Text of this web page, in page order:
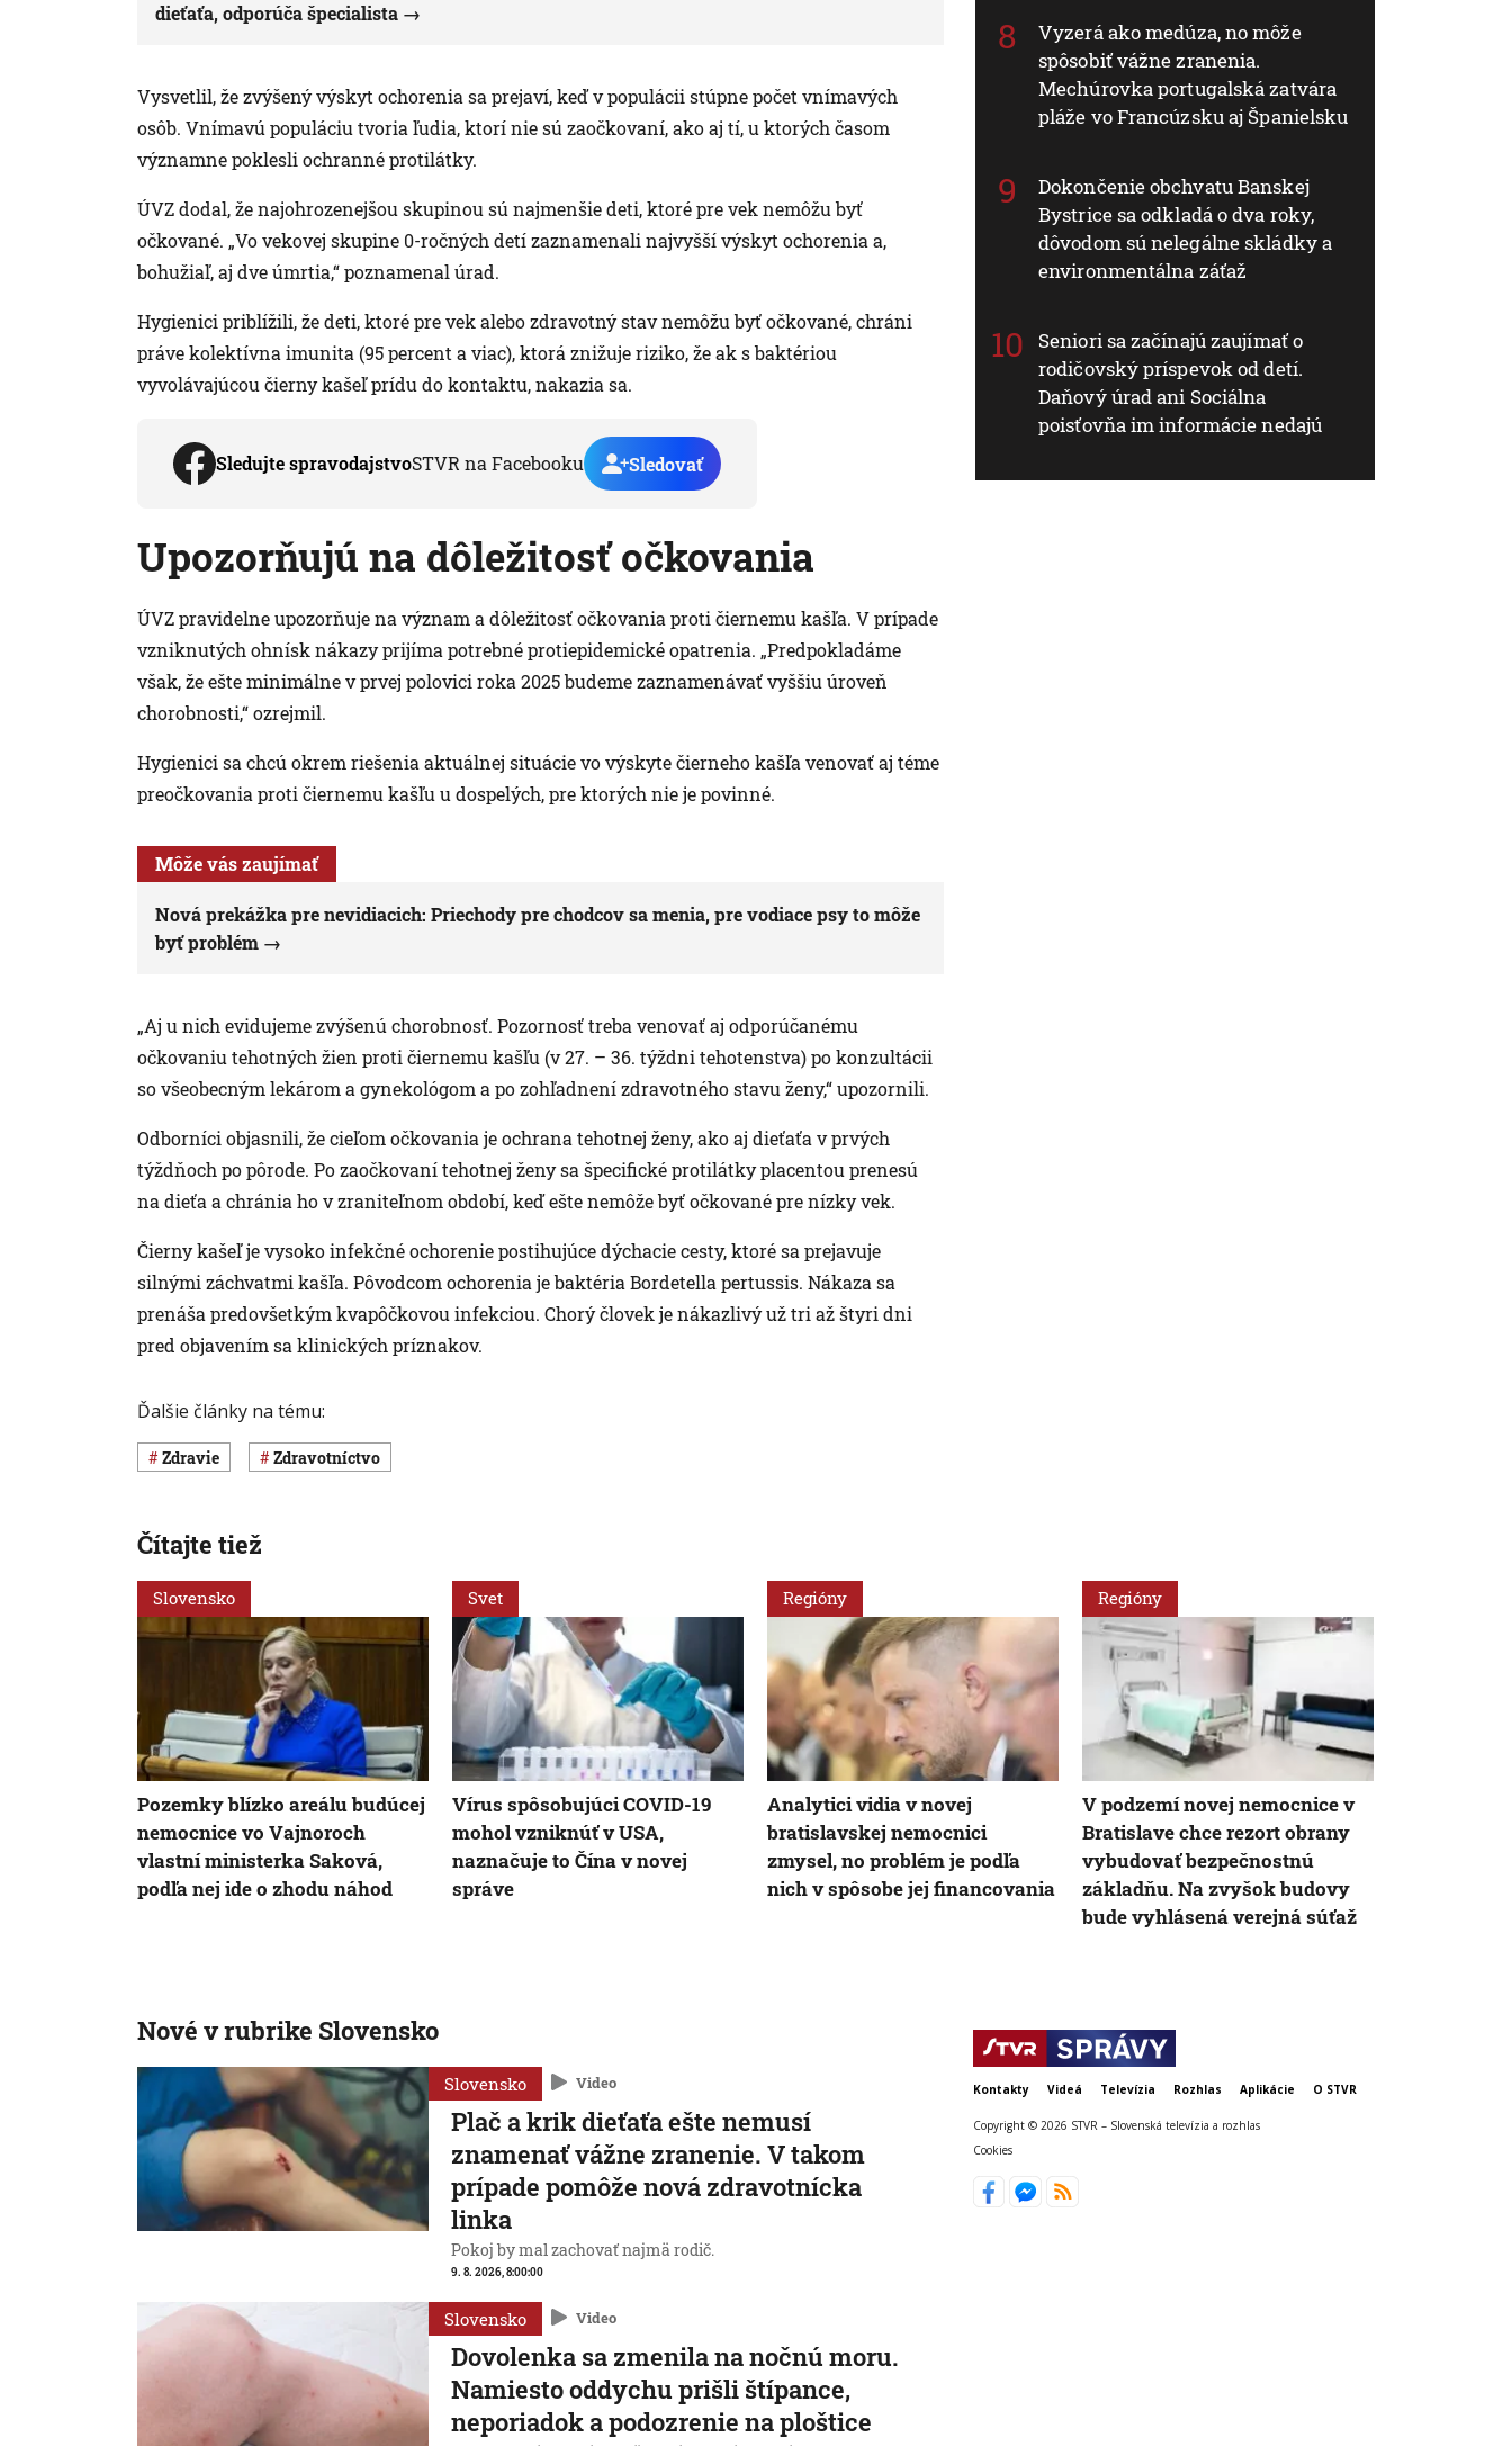
dieťaťa, odporúča špecialista
Vysvetlil, že zvýšený výskyt ochorenia sa prejaví, keď v populácii stúpne počet vnímavých
osôb. Vnímavú populáciu tvoria ľudia, ktorí nie sú zaočkovaní, ako aj tí, u ktorých časom
významne poklesli ochranné protilátky.
ÚVZ dodal, že najohrozenejšou skupinou sú najmenšie deti, ktoré pre vek nemôžu byť
očkované. „Vo vekovej skupine 0-ročných detí zaznamenali najvyšší výskyt ochorenia a,
bohužiaľ, aj dve úmrtia,“ poznamenal úrad.
Hygienici priblížili, že deti, ktoré pre vek alebo zdravotný stav nemôžu byť očkované, chráni
práve kolektívna imunita (95 percent a viac), ktorá znižuje riziko, že ak s baktériou
vyvolávajúcou čierny kašeľ prídu do kontaktu, nakazia sa.
Sledujte spravodajstvoSTVR na Facebooku Sledovať
Upozorňujú na dôležitosť očkovania
ÚVZ pravidelne upozorňuje na význam a dôležitosť očkovania proti čiernemu kašľa. V prípade
vzniknutých ohnísk nákazy prijíma potrebné protiepidemické opatrenia. „Predpokladáme
však, že ešte minimálne v prvej polovici roka 2025 budeme zaznamenávať vyššiu úroveň
chorobnosti,“ ozrejmil.
Hygienici sa chcú okrem riešenia aktuálnej situácie vo výskyte čierneho kašľa venovať aj téme
preočkovania proti čiernemu kašľu u dospelých, pre ktorých nie je povinné.
Môže vás zaujímať
Nová prekážka pre nevidiacich: Priechody pre chodcov sa menia, pre vodiace psy to môže
byť problém
„Aj u nich evidujeme zvýšenú chorobnosť. Pozornosť treba venovať aj odporúčanému
očkovaniu tehotných žien proti čiernemu kašľu (v 27. – 36. týždni tehotenstva) po konzultácii
so všeobecným lekárom a gynekológom a po zohľadnení zdravotného stavu ženy,“ upozornili.
Odborníci objasnili, že cieľom očkovania je ochrana tehotnej ženy, ako aj dieťaťa v prvých
týždňoch po pôrode. Po zaočkovaní tehotnej ženy sa špecifické protilátky placentou prenesú
na dieťa a chránia ho v zraniteľnom období, keď ešte nemôže byť očkované pre nízky vek.
Čierny kašeľ je vysoko infekčné ochorenie postihujúce dýchacie cesty, ktoré sa prejavuje
silnými záchvatmi kašľa. Pôvodcom ochorenia je baktéria Bordetella pertussis. Nákaza sa
prenáša predovšetkým kvapôčkovou infekciou. Chorý človek je nákazlivý už tri až štyri dni
pred objavením sa klinických príznakov.
Ďalšie články na tému:
Zdravie Zdravotníctvo
Vyzerá ako medúza, no môže
spôsobiť vážne zranenia.
Mechúrovka portugalská zatvára
pláže vo Francúzsku aj Španielsku
Dokončenie obchvatu Banskej
Bystrice sa odkladá o dva roky,
dôvodom sú nelegálne skládky a
environmentálna záťaž
Seniori sa začínajú zaujímať o
rodičovský príspevok od detí.
Daňový úrad ani Sociálna
poisťovňa im informácie nedajú
Čítajte tiež
Slovensko
Pozemky blízko areálu budúcej
nemocnice vo Vajnoroch
vlastní ministerka Saková,
podľa nej ide o zhodu náhod
Svet
Vírus spôsobujúci COVID-19
mohol vzniknúť v USA,
naznačuje to Čína v novej
správe
Regióny
Analytici vidia v novej
bratislavskej nemocnici
zmysel, no problém je podľa
nich v spôsobe jej financovania
Regióny
V podzemí novej nemocnice v
Bratislave chce rezort obrany
vybudovať bezpečnostnú
základňu. Na zvyšok budovy
bude vyhlásená verejná súťaž
Nové v rubrike Slovensko
Slovensko Video
Plač a krik dieťaťa ešte nemusí
znamenať vážne zranenie. V takom
prípade pomôže nová zdravotnícka
linka
Pokoj by mal zachovať najmä rodič.
9. 8. 2026, 8:00:00
Slovensko Video
Dovolenka sa zmenila na nočnú moru.
Namiesto oddychu prišli štípance,
neporiadok a podozrenie na ploštice
Kontakty Videá Televízia Rozhlas Aplikácie O STVR
Copyright © 2026 STVR – Slovenská televízia a rozhlas
Cookies